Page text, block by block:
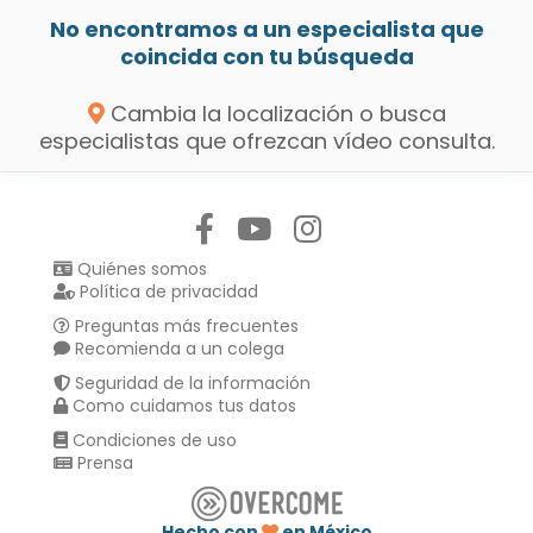
No encontramos a un especialista que
coincida con tu búsqueda
Cambia la localización o busca
especialistas que ofrezcan vídeo consulta.
Quiénes somos
Política de privacidad
Preguntas más frecuentes
Recomienda a un colega
Seguridad de la información
Como cuidamos tus datos
Condiciones de uso
Prensa